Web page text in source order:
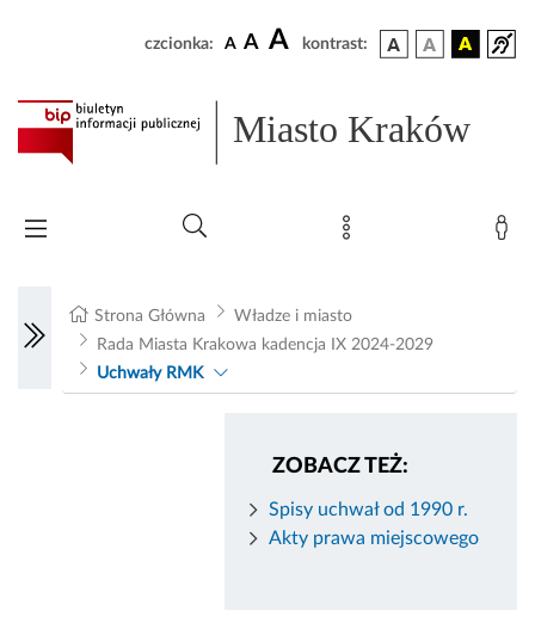
czcionka: A A A kontrast:
Miasto Kraków
Strona Główna
Władze i miasto
Rada Miasta Krakowa kadencja IX 2024-2029
Uchwały RMK
ZOBACZ TEŻ:
Spisy uchwał od 1990 r.
Akty prawa miejscowego